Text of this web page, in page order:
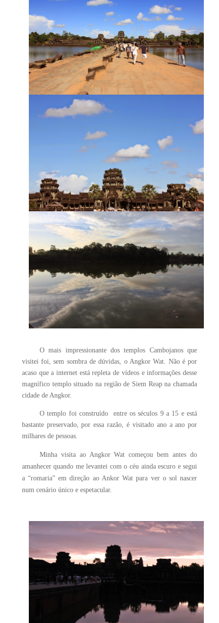
O mais impressionante dos templos Cambojanos que
visitei foi, sem sombra de dúvidas, o Angkor Wat. Não é por
acaso que a internet está repleta de vídeos e informações desse
magnífico templo situado na região de Siem Reap na chamada
cidade de Angkor.
O templo foi construído entre os séculos 9 a 15 e está
bastante preservado, por essa razão, é visitado ano a ano por
milhares de pessoas.
Minha visita ao Angkor Wat começou bem antes do
amanhecer quando me levantei com o céu ainda escuro e segui
a “romaria” emdireção ao Ankor Wat para ver o sol nascer
num cenário único e espetacular.